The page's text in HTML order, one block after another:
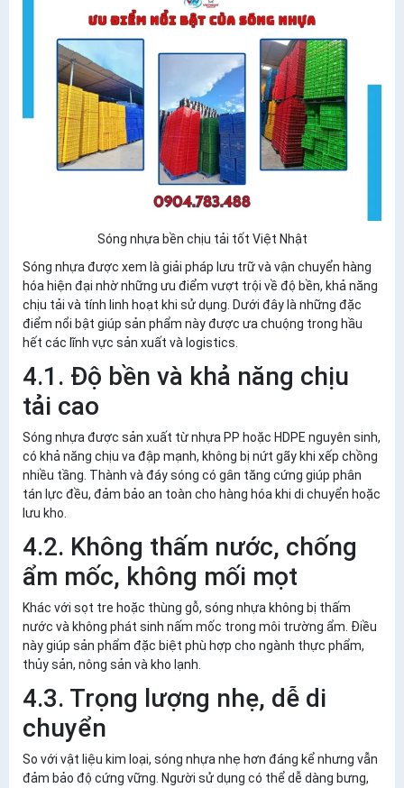
Sóng nhựa bền chịu tải tốt Việt Nhật
Sóng nhựa được xem là giải pháp lưu trữ và vận chuyển hàng
hóa hiện đại nhờ những ưu điểm vượt trội về độ bền, khả năng
chịu tải và tính linh hoạt khi sử dụng. Dưới đây là những đặc
điểm nổi bật giúp sản phẩm này được ưa chuộng trong hầu
hết các lĩnh vực sản xuất và logistics.
4.1. Độ bền và khả năng chịu
tải cao
Sóng nhựa được sản xuất từ nhựa PP hoặc HDPE nguyên sinh,
có khả năng chịu va đập mạnh, không bị nứt gãy khi xếp chồng
nhiều tầng. Thành và đáy sóng có gân tăng cứng giúp phân
tán lực đều, đảm bảo an toàn cho hàng hóa khi di chuyển hoặc
lưu kho.
4.2. Không thấm nước, chống
ẩm mốc, không mối mọt
Khác với sọt tre hoặc thùng gỗ, sóng nhựa không bị thấm
nước và không phát sinh nấm mốc trong môi trường ẩm. Điều
này giúp sản phẩm đặc biệt phù hợp cho ngành thực phẩm,
thủy sản, nông sản và kho lạnh.
4.3. Trọng lượng nhẹ, dễ di
chuyển
So với vật liệu kim loại, sóng nhựa nhẹ hơn đáng kể nhưng vẫn
đảm bảo độ cứng vững. Người sử dụng có thể dễ dàng bưng,